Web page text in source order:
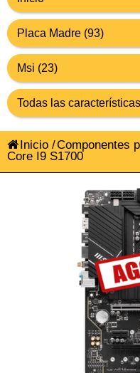
Inicio /Componentes
Core I9 S1700